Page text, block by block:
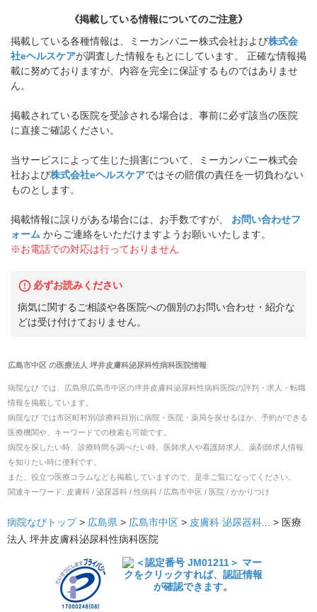
《掲載している情報についてのご注意》
掲載している各種情報は、ミーカンパニー株式会社および株式会
社eヘルスケアが調査した情報をもとにしています。 正確な情報掲
載に努めておりますが、内容を完全に保証するものではありませ
ん。
掲載されている医院を受診される場合は、事前に必ず該当の医院
に直接ご確認ください。
当サービスによって生じた損害について、ミーカンパニー株式会
社および株式会社eヘルスケアではその賠償の責任を一切負わない
ものとします。
掲載情報に誤りがある場合には、お手数ですが、
お問い合わせフ
ォーム からご連絡をいただけますようお願いいたします。
※お電話での対応は行っておりません
必ずお読みください
病気に関するご相談や各医院への個別のお問い合わせ・紹介な
どは受け付けておりません。
広島市中区の医療法人 坪井皮膚科泌尿科性病科医院情報
病院なび では、 広島県広島市中区の坪井皮膚科泌尿科性病科医院の評判・求人・転職
情報を掲載しています。
病院なび では市区町村別/診療科目別に病院・医院・薬局を探せるほか、予約ができる
医療機関や、キーワードでの検索も可能です。
病院を探したい時、診療時間を調べたい時、医師求人や看護師求人、薬剤師求人情報
を知りたい時に便利です。
また、役立つ医療コラムなども掲載していますので、是非ご覧になってください。
関連キーワード: 皮膚科 / 泌尿器科 / 性病科 / 広島市中区 / 医院 / かかりつけ
病院なびトップ > 広島県 > 広島市中区 > 皮膚科 泌尿器科 ... > 医療
法人 坪井皮膚科泌尿科性病科医院